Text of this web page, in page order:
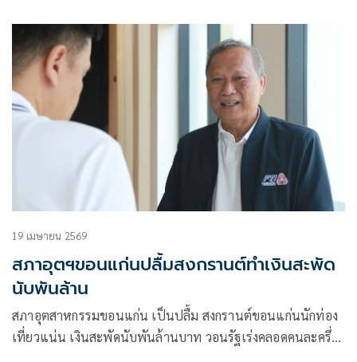
19 เมษายน 2569
สภาอุตฯขอนแก่นปลื้มสงกรานต์ทำเงินสะพัด
นับพันล้าน
สภาอุตสาหกรรมขอนแก่น เป็นปลื้ม สงกรานต์ขอนแก่นนักท่อง
เที่ยวแน่น เงินสะพัดนับพันล้านบาท วอนรัฐเร่งคลอดคนละครึ่ง-